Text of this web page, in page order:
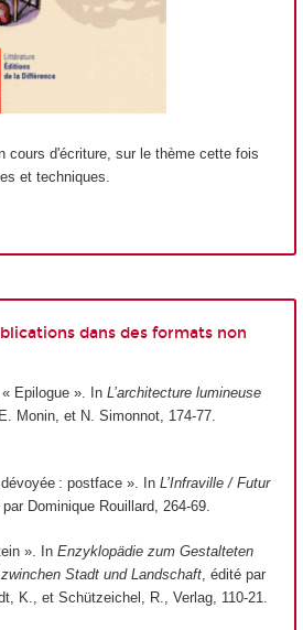
cours d'écriture, sur le thème cette fois
et techniques.
dans des formats non
Epilogue ». In L’architecture lumineuse
Monin, et N. Simonnot, 174‑77.
: postface ». In L’Infraville / Futur
Dominique Rouillard, 264‑69.
». In Enzyklopädie zum Gestalteten
Stadt und Landschaft , édité par
K., et Schützeichel, R., Verlag, 110‑21.